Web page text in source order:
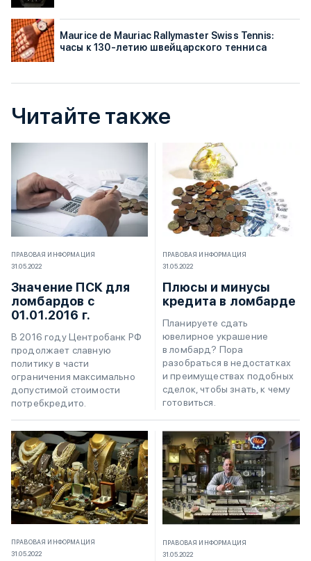
Maurice de Mauriac Rallymaster Swiss Tennis:
часы к 130-летию швейцарского тенниса
Читайте также
ПРАВОВАЯ ИНФОРМАЦИЯ
31.05.2022
Значение ПСК для
ломбардов с
01.01.2016 г.
В 2016 году Центробанк РФ
продолжает славную
политику в части
ограничения максимально
допустимой стоимости
потребкредито.
ПРАВОВАЯ ИНФОРМАЦИЯ
31.05.2022
Плюсы и минусы
кредита в ломбарде
Планируете сдать
ювелирное украшение
в ломбард? Пора
разобраться в недостатках
и преимуществах подобных
сделок, чтобы знать, к чему
готовиться.
ПРАВОВАЯ ИНФОРМАЦИЯ
31.05.2022
ПРАВОВАЯ ИНФОРМАЦИЯ
31.05.2022